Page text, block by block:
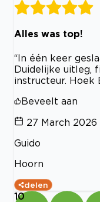
Alles was top!
“In één keer
Duidelijke uitleg,
instructeur. Hoek
Beveelt aan
27 March 2026
Guido
Hoorn
delen
10